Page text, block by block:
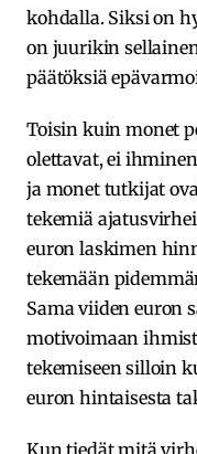
kohdalla. Siksi on
on juurikin
päätöksiä
Toisin kuin monet
olettavat, ei
ja monet tutkijat
tekemiä
euron laskimen
tekemään
Sama viiden euron
motivoimaan
tekemiseen silloin
euron hintaisesta
Kun tiedät mitä